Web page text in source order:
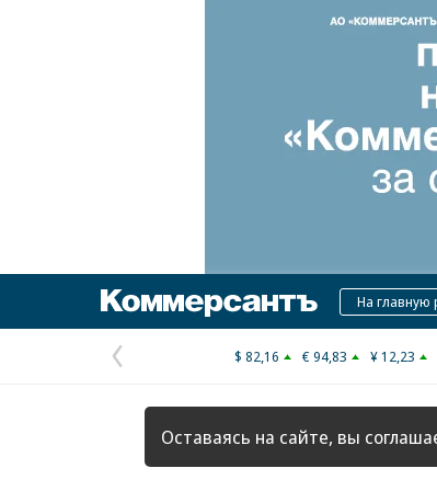
КоммерсантъНа главную
Предыдущая
страница
$ 82,16 € 94,83 ¥ 12,23
Оставаясь на сайте, вы